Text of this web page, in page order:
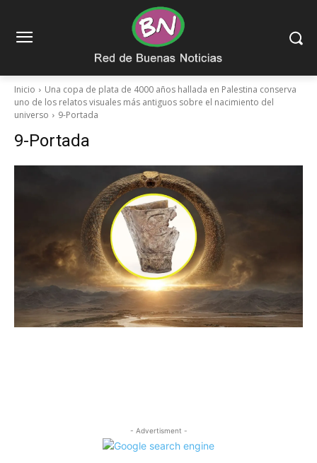
Inicio
Una copa de plata de 4000 años hallada en Palestina conserva
uno de los relatos visuales más antiguos sobre el nacimiento del
universo
9-Portada
9-Portada
- Advertisment -